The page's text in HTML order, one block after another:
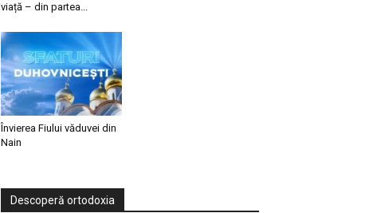
viață – din partea...
Învierea Fiului văduvei din
Nain
Descoperă ortodoxia